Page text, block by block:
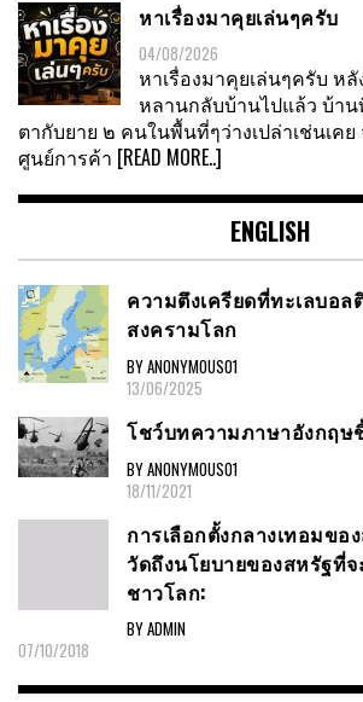
หาเรื่องมาคุยเล่นๆครับ
04/08/2026
หาเรื่องมาคุยเล่นๆครับ ห
หลานกลับบ้านไปแล้ว บ้า
ตากับยาย ๒ คนในพื้นที่ๆว่างเปล่าเช่นเค
ศูนย์การค้า [READ MORE..]
ENGLISH
ความตึงเครียดที่ทะเลบอ
สงครามโลก
BY ANONYMOUS01
13/06/2025
โชว์บทความภาษาอังกฤษ
BY ANONYMOUS01
18/11/2021
การเลือกตั้งกลางเทอมขอ
วัดถึงนโยบายของสหรัฐที่
ชาวโลก:
BY ADMIN
07/10/2018